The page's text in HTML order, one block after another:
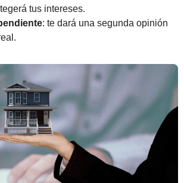
tus intereses.
: te dará una segunda opinión